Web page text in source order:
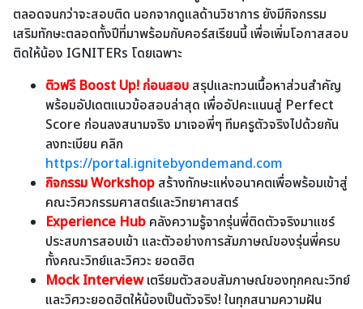
ตลอดจนกว่าจะสอบติด นอกจากดูแลด้านวิชาการ ยังมีกิจกรรม
เสริมทักษะตลอดทั้งปีที่มาพร้อมกับคอร์สเรียนนี้ เพื่อเพิ่มโอกาสสอบ
ติดให้น้อง IGNITERs โดยเฉพาะ
ติวฟรี Boost Up! ก่อนสอบ สรุปและทวนเนื้อหาส่วนสำคัญ
พร้อมอัปเดตแนวข้อสอบล่าสุด เพื่ออัปคะแนนสู่ Perfect
Score ก่อนลงสนามจริง มาเจอพี่ๆ ทีมครูตัวจริงไปด้วยกัน
ลงทะเบียน คลิก
https://portal.ignitebyondemand.com
กิจกรรม Workshop สร้างทักษะแห่งอนาคตเพื่อพร้อมเข้าสู่
คณะวิศวกรรมศาสตร์และวิทยาศาสตร์
Experience Hub คลังความรู้จากรุ่นพี่ติดตัวจริงมาแชร์
ประสบการสอบเข้า และตัวอย่างการสัมภาษณ์ของรุ่นพี่ครบ
ทั้งคณะวิทย์และวิศวะ ยอดฮิต
Mock Interviewเตรียมตัวสอบสัมภาษณ์ของทุกคณะวิทย์
และวิศวะยอดฮิตให้น้องเป็นตัวจริง! ในทุกสนามความฝัน